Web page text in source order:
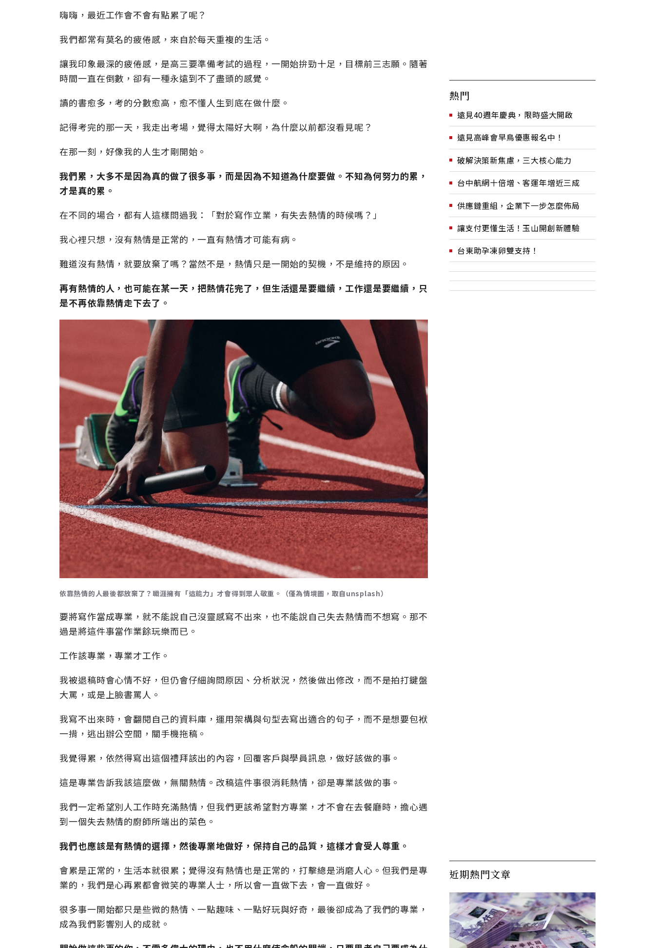
嗨嗨，最近工作會不會有點累了呢？
我們都常有莫名的疲倦感，來自於每天重複的生活。
讓我印象最深的疲倦感，是高三要準備考試的過程，一開始拚勁十足，目標前三志願。隨著
時間一直在倒數，卻有一種永遠到不了盡頭的感覺。
讀的書愈多，考的分數愈高，愈不懂人生到底在做什麼。
記得考完的那一天，我走出考場，覺得太陽好大啊，為什麼以前都沒看見呢？
在那一刻，好像我的人生才剛開始。
我們累，大多不是因為真的做了很多事，而是因為不知道為什麼要做。不知為何努力的累，
才是真的累。
在不同的場合，都有人這樣問過我：「對於寫作立業，有失去熱情的時候嗎？」
我心裡只想，沒有熱情是正常的，一直有熱情才可能有病。
難道沒有熱情，就要放棄了嗎？當然不是，熱情只是一開始的契機，不是維持的原因。
再有熱情的人，也可能在某一天，把熱情花完了，但生活還是要繼續，工作還是要繼續，只
是不再依靠熱情走下去了。
依靠熱情的人最後都放棄了？職涯擁有「這能力」才會得到眾人敬重。（僅為情境圖，取自unsplash）
要將寫作當成專業，就不能說自己沒靈感寫不出來，也不能說自己失去熱情而不想寫。那不
過是將這件事當作業餘玩樂而已。
工作該專業，專業才工作。
我被退稿時會心情不好，但仍會仔細詢問原因、分析狀況，然後做出修改，而不是拍打鍵盤
大罵，或是上臉書罵人。
我寫不出來時，會翻閱自己的資料庫，運用架構與句型去寫出適合的句子，而不是想要包袱
一揹，逃出辦公空間，關手機拖稿。
我覺得累，依然得寫出這個禮拜該出的內容，回覆客戶與學員訊息，做好該做的事。
這是專業告訴我該這麼做，無關熱情。改稿這件事很消耗熱情，卻是專業該做的事。
我們一定希望別人工作時充滿熱情，但我們更該希望對方專業，才不會在去餐廳時，擔心遇
到一個失去熱情的廚師所端出的菜色。
我們也應該是有熱情的選擇，然後專業地做好，保持自己的品質，這樣才會受人尊重。
會累是正常的，生活本就很累；覺得沒有熱情也是正常的，打擊總是消磨人心。但我們是專
業的，我們是心再累都會微笑的專業人士，所以會一直做下去，會一直做好。
很多事一開始都只是些微的熱情、一點趣味、一點好玩與好奇，最後卻成為了我們的專業，
成為我們影響別人的成就。
熱門
遠見40週年慶典，限時盛大開啟
遠見高峰會早鳥優惠報名中！
破解決策新焦慮，三大核心能力
台中航網十倍增、客運年增近三成
供應鏈重組，企業下一步怎麼佈局
讓支付更懂生活！玉山開創新體驗
台東助孕凍卵雙支持！
近期熱門文章